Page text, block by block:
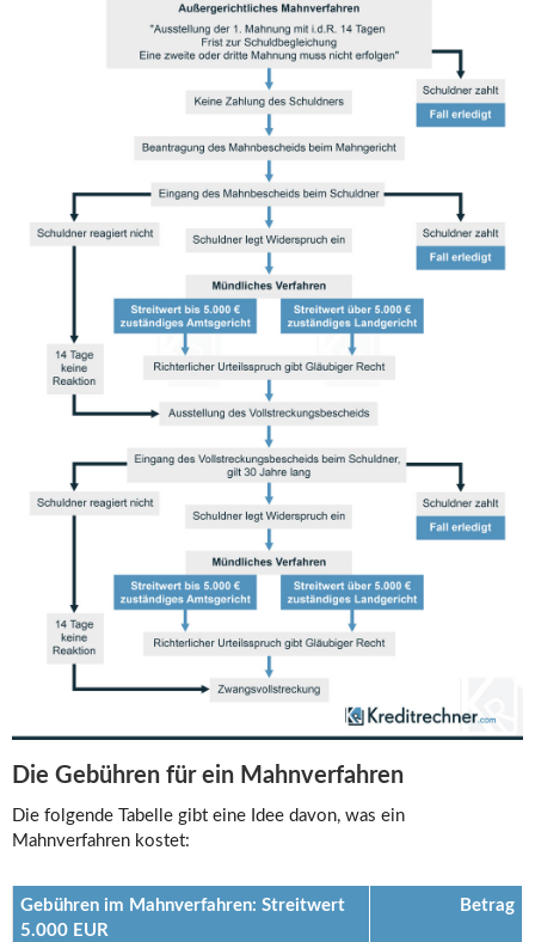
Die Gebühren für ein Mahnverfahren
Die folgende Tabelle gibt eine Idee davon, was ein
Mahnverfahren kostet:
Gebühren im Mahnverfahren: Streitwert
5.000 EUR
Betrag